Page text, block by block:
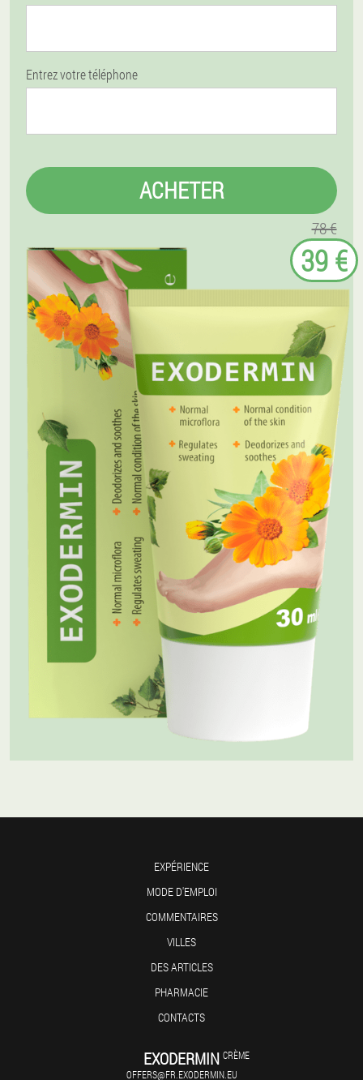
Entrez votre téléphone
ACHETER
78 €
39 €
EXPÉRIENCE
MODE D'EMPLOI
COMMENTAIRES
VILLES
DES ARTICLES
PHARMACIE
CONTACTS
EXODERMIN CRÈME
OFFERS@FR.EXODERMIN.EU